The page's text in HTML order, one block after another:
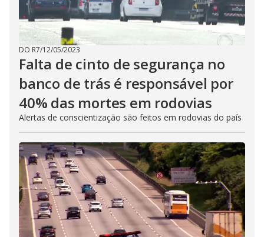
DO R7/12/05/2023
Falta de cinto de segurança no
banco de trás é responsável por
40% das mortes em rodovias
Alertas de conscientização são feitos em rodovias do país